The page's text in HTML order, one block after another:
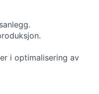
i optimalisering av